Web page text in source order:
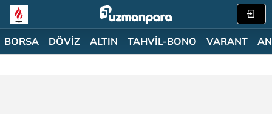
BORSA DÖVİZ ALTIN TAHVİL-BONO VARANT